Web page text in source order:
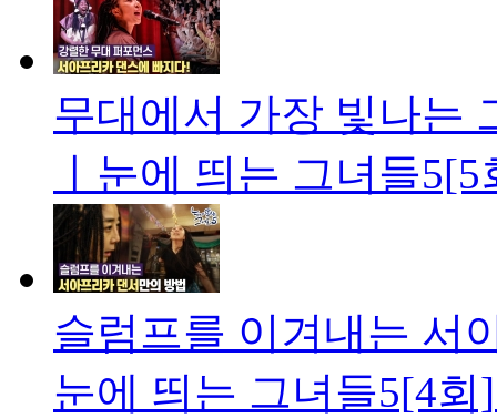
무대에서 가장 빛나는
ㅣ눈에 띄는 그녀들5[5
슬럼프를 이겨내는 서
눈에 띄는 그녀들5[4회]